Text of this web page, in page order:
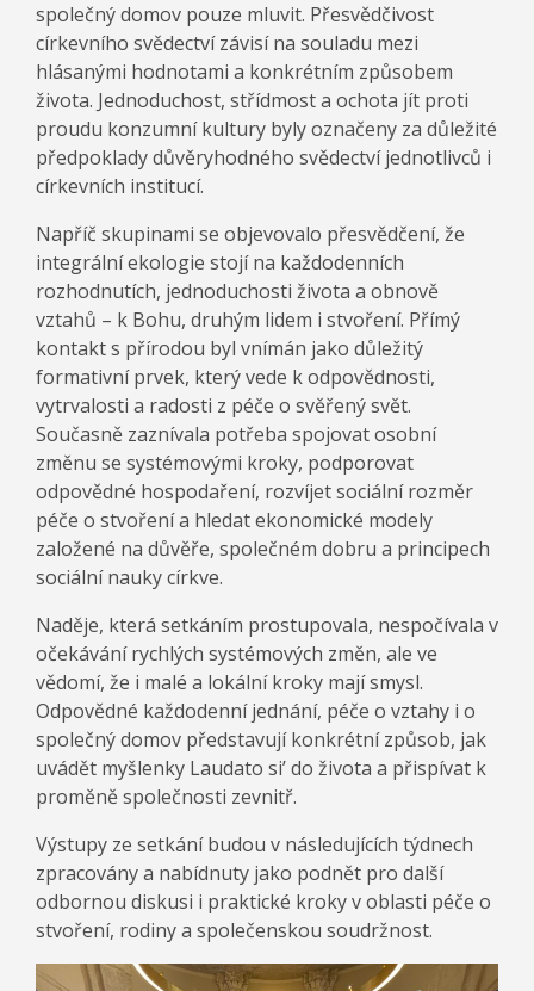
společný domov pouze mluvit. Přesvědčivost
církevního svědectví závisí na souladu mezi
hlásanými hodnotami a konkrétním způsobem
života. Jednoduchost, střídmost a ochota jít proti
proudu konzumní kultury byly označeny za důležité
předpoklady důvěryhodného svědectví jednotlivců i
církevních institucí.
Napříč skupinami se objevovalo přesvědčení, že
integrální ekologie stojí na každodenních
rozhodnutích, jednoduchosti života a obnově
vztahů – k Bohu, druhým lidem i stvoření. Přímý
kontakt s přírodou byl vnímán jako důležitý
formativní prvek, který vede k odpovědnosti,
vytrvalosti a radosti z péče o svěřený svět.
Současně zaznívala potřeba spojovat osobní
změnu se systémovými kroky, podporovat
odpovědné hospodaření, rozvíjet sociální rozměr
péče o stvoření a hledat ekonomické modely
založené na důvěře, společném dobru a principech
sociální nauky církve.
Naděje, která setkáním prostupovala, nespočívala v
očekávání rychlých systémových změn, ale ve
vědomí, že i malé a lokální kroky mají smysl.
Odpovědné každodenní jednání, péče o vztahy i o
společný domov představují konkrétní způsob, jak
uvádět myšlenky Laudato si’ do života a přispívat k
proměně společnosti zevnitř.
Výstupy ze setkání budou v následujících týdnech
zpracovány a nabídnuty jako podnět pro další
odbornou diskusi i praktické kroky v oblasti péče o
stvoření, rodiny a společenskou soudržnost.